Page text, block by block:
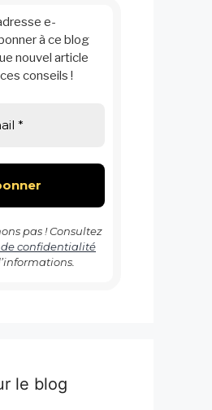
e-
à ce blog
nouvel article
conseils !
pas ! Consultez
confidentialité
le blog